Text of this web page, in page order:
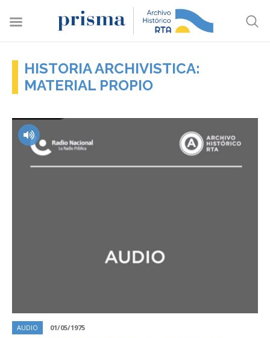
HISTORIA ARCHIVISTICA:
MATERIAL PROPIO
AUDIO 01/05/1975